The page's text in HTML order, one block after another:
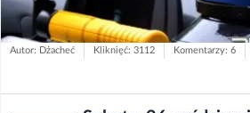
Autor: Dżacheć Kliknięć: 3112 Komentarzy: 6